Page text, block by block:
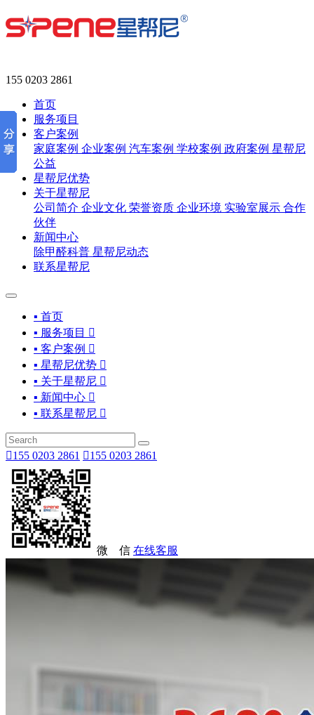
155 0203 2861
首页
服务项目
客户案例
家庭案例 企业案例 汽车案例 学校案例 政府案例 星帮尼
公益
星帮尼优势
关于星帮尼
公司简介 企业文化 荣誉资质 企业环境 实验室展示 合作
伙伴
新闻中心
除甲醛科普 星帮尼动态
联系星帮尼
▪ 首页
▪ 服务项目 
▪ 客户案例 
▪ 星帮尼优势 
▪ 关于星帮尼 
▪ 新闻中心 
▪ 联系星帮尼 
155 0203 2861 155 0203 2861
微 信 在线客服